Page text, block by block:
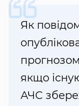
Як
якщо
АЧС